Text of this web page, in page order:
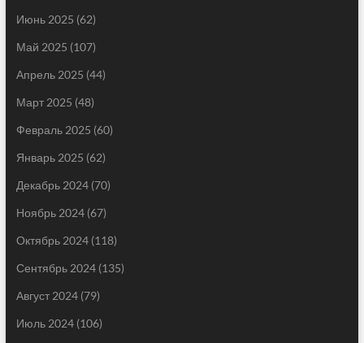
Июнь 2025 (62)
Май 2025 (107)
Апрель 2025 (44)
Март 2025 (48)
Февраль 2025 (60)
Январь 2025 (62)
Декабрь 2024(70)
Ноябрь 2024(67)
Октябрь 2024(118)
Сентябрь 2024(135)
Август 2024(79)
Июль 2024(106)